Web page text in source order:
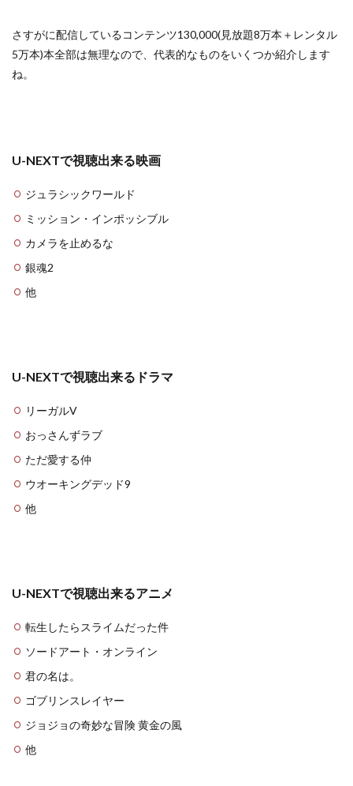
さすがに配信しているコンテンツ130,000(見放題8万本＋レンタル
5万本)本全部は無理なので、代表的なものをいくつか紹介します
ね。
U-NEXTで視聴出来る映画
ジュラシックワールド
ミッション・インポッシブル
カメラを止めるな
銀魂2
他
U-NEXTで視聴出来るドラマ
リーガルV
おっさんずラブ
ただ愛する仲
ウオーキングデッド9
他
U-NEXTで視聴出来るアニメ
転生したらスライムだった件
ソードアート・オンライン
君の名は。
ゴブリンスレイヤー
ジョジョの奇妙な冒険 黄金の風
他